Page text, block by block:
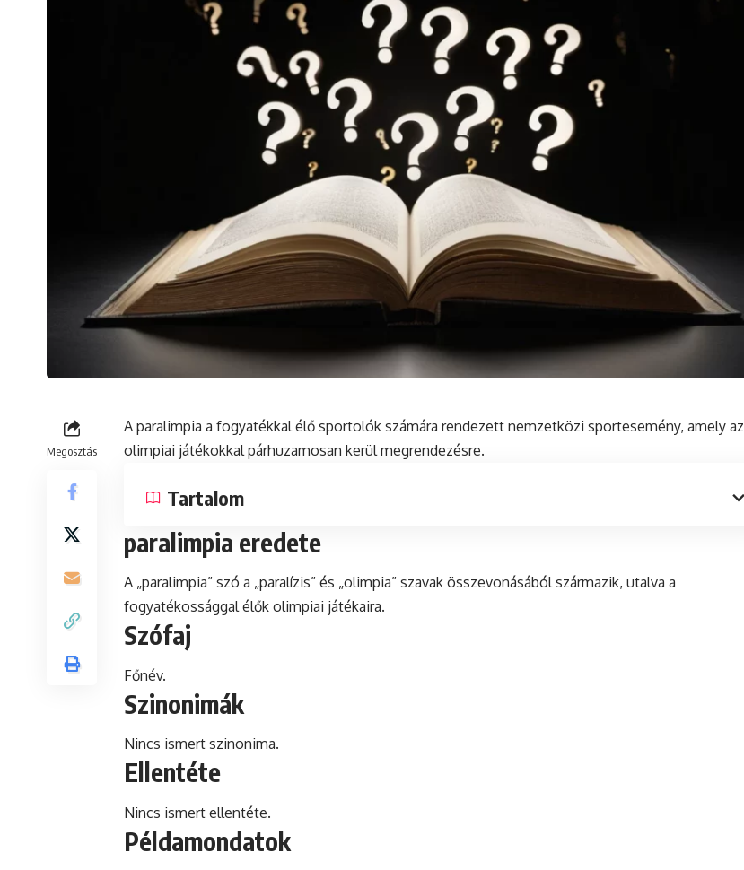
Megosztás
A paralimpia a fogyatékkal élő sportolók számára rendezett nemzetközi sportesemény, amely az
olimpiai játékokkal párhuzamosan kerül megrendezésre.
Tartalom
paralimpia eredete
A „paralimpia” szó a „paralízis” és „olimpia” szavak összevonásából származik, utalva a
fogyatékossággal élők olimpiai játékaira.
Szófaj
Főnév.
Szinonimák
Nincs ismert szinonima.
Ellentéte
Nincs ismert ellentéte.
Példamondatok